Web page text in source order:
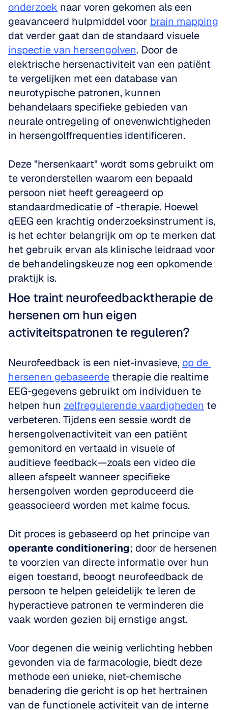
onderzoek naar voren gekomen als een
geavanceerd hulpmiddel voor brain mapping
inspectie van hersengolven. Door de
elektrische hersenactiviteit van een patiënt
te vergelijken met een database van
neurotypische patronen, kunnen
behandelaars specifieke gebieden van
neurale ontregeling of onevenwichtigheden
in hersengolffrequenties identificeren.
Deze "hersenkaart" wordt soms gebruikt om
te veronderstellen waarom een bepaald
persoon niet heeft gereageerd op
standaardmedicatie of -therapie. Hoewel
qEEG een krachtig onderzoeksinstrument is,
is het echter belangrijk om op te merken dat
het gebruik ervan als klinische leidraad voor
de behandelingskeuze nog een opkomende
praktijk is.
Hoe traint neurofeedbacktherapie de
hersenen om hun eigen
activiteitspatronen te reguleren?
Neurofeedback is een niet-invasieve, op de
hersenen gebaseerde therapie die realtime
EEG-gegevens gebruikt om individuen te
helpen hun zelfregulerende vaardigheden te
verbeteren. Tijdens een sessie wordt de
hersengolvenactiviteit van een patiënt
gemonitord en vertaald in visuele of
auditieve feedback—zoals een video die
alleen afspeelt wanneer specifieke
hersengolven worden geproduceerd die
geassocieerd worden met kalme focus.
operante conditionering; door de hersenen
te voorzien van directe informatie over hun
eigen toestand, beoogt neurofeedback de
persoon te helpen geleidelijk te leren de
hyperactieve patronen te verminderen die
vaak worden gezien bij ernstige angst.
Voor degenen die weinig verlichting hebben
gevonden via de farmacologie, biedt deze
methode een unieke, niet-chemische
benadering die gericht is op het hertrainen
van de functionele activiteit van de interne